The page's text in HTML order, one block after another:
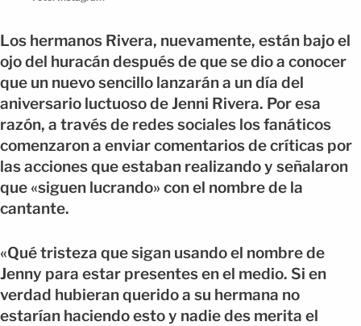
Los hermanos Rivera, nuevamente, están bajo el
ojo del huracán después de que se dio a conocer
que un nuevo sencillo lanzarán a un día del
aniversario luctuoso de Jenni Rivera. Por esa
razón, a través de redes sociales los fanáticos
comenzaron a enviar comentarios de críticas por
las acciones que estaban realizando y señalaron
que «siguen lucrando» con el nombre de la
cantante.
«Qué tristeza que sigan usando el nombre de
Jenny para estar presentes en el medio. Si en
verdad hubieran querido a su hermana no
estarían haciendo esto y nadie des merita el